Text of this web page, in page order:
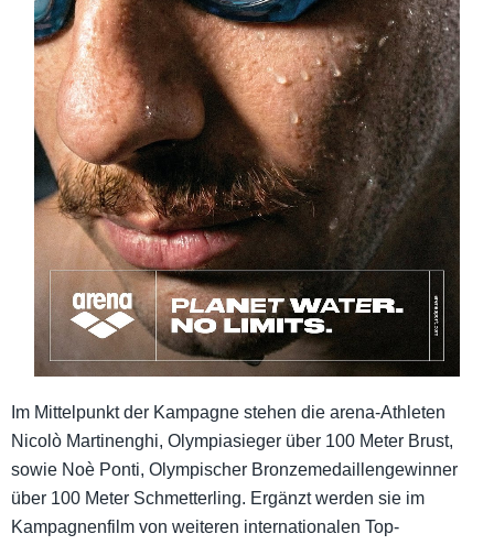
Im Mittelpunkt der Kampagne stehen die arena-Athleten
Nicolò Martinenghi, Olympiasieger über 100 Meter Brust,
sowie Noè Ponti, Olympischer Bronzemedaillengewinner
über 100 Meter Schmetterling. Ergänzt werden sie im
Kampagnenfilm von weiteren internationalen Top-